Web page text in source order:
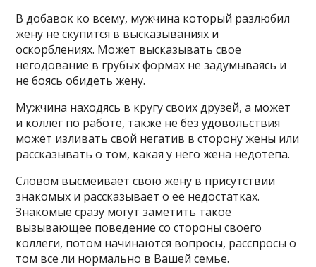
В добавок ко всему, мужчина который разлюбил
жену не скупится в высказываниях и
оскорблениях. Может высказывать свое
негодование в грубых формах не задумываясь и
не боясь обидеть жену.
Мужчина находясь в кругу своих друзей, а может
и коллег по работе, также не без удовольствия
может изливать свой негатив в сторону жены или
рассказывать о том, какая у него жена недотепа.
Словом высмеивает свою жену в присутствии
знакомых и рассказывает о ее недостатках.
Знакомые сразу могут заметить такое
вызывающее поведение со стороны своего
коллеги, потом начинаются вопросы, расспросы о
том все ли нормально в Вашей семье.